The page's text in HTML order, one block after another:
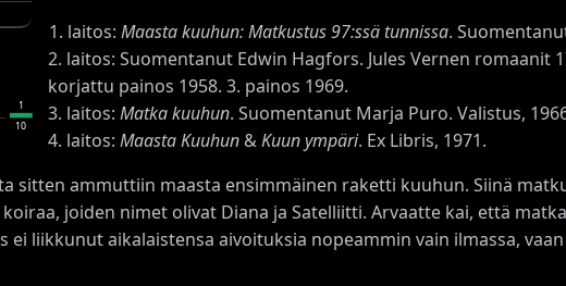
1
10
1. laitos: Maasta kuuhun: Matkustus 97:ssä tunnissa.
2. laitos: Suomentanut Edwin Hagfors. Jules Vernen romaanit
korjattu painos 1958. 3. painos 1969.
3. laitos: Matka kuuhun. Suomentanut Marja Puro. Valistus,
4. laitos: Maasta Kuuhun &Kuun ympäri. Ex Libris, 1971.
sitten ammuttiin maasta ensimmäinen raketti kuuhun. Siinä
joiden nimet olivat Diana ja Satelliitti. Arvaatte kai, että
ei liikkunut aikalaistensa aivoituksia nopeammin vain ilmassa,